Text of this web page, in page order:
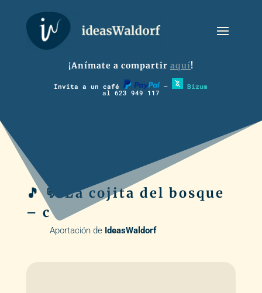
¡Anímate a compartir aquí!
Invita a un café – Bizum
al 623 949 117
🎵 💬 La cojita del bosque
– c
Aportación de IdeasWaldorf